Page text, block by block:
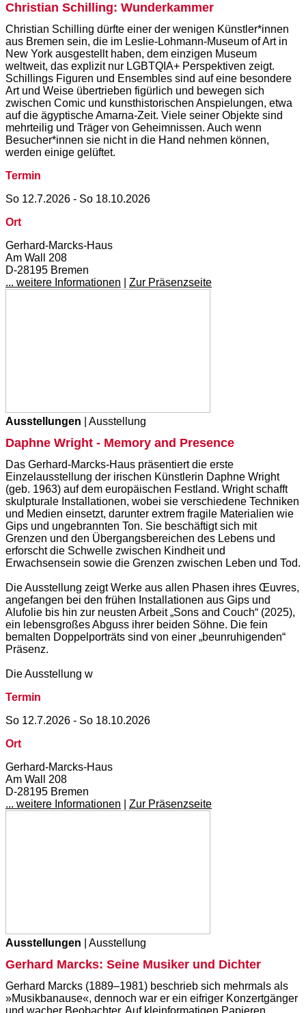
Christian Schilling: Wunderkammer
Christian Schilling dürfte einer der wenigen Künstler*innen
aus Bremen sein, die im Leslie-Lohmann-Museum of Art in
New York ausgestellt haben, dem einzigen Museum
weltweit, das explizit nur LGBTQIA+ Perspektiven zeigt.
Schillings Figuren und Ensembles sind auf eine besondere
Art und Weise übertrieben figürlich und bewegen sich
zwischen Comic und kunsthistorischen Anspielungen, etwa
auf die ägyptische Amarna-Zeit. Viele seiner Objekte sind
mehrteilig und Träger von Geheimnissen. Auch wenn
Besucher*innen sie nicht in die Hand nehmen können,
werden einige gelüftet.
Termin
So 12.7.2026 - So 18.10.2026
Ort
Gerhard-Marcks-Haus
Am Wall 208
D-28195 Bremen
... weitere Informationen
Zur Präsenzseite
Ausstellungen | Ausstellung
Daphne Wright - Memory and Presence
Das Gerhard-Marcks-Haus präsentiert die erste
Einzelausstellung der irischen Künstlerin Daphne Wright
(geb. 1963) auf dem europäischen Festland. Wright schafft
skulpturale Installationen, wobei sie verschiedene Techniken
und Medien einsetzt, darunter extrem fragile Materialien wie
Gips und ungebrannten Ton. Sie beschäftigt sich mit
Grenzen und den Übergangsbereichen des Lebens und
erforscht die Schwelle zwischen Kindheit und
Erwachsensein sowie die Grenzen zwischen Leben und Tod.
Die Ausstellung zeigt Werke aus allen Phasen ihres Œuvres,
angefangen bei den frühen Installationen aus Gips und
Alufolie bis hin zur neusten Arbeit „Sons and Couch“ (2025),
ein lebensgroßes Abguss ihrer beiden Söhne. Die fein
bemalten Doppelporträts sind von einer „beunruhigenden“
Präsenz.
Die Ausstellung w
Termin
So 12.7.2026 - So 18.10.2026
Ort
Gerhard-Marcks-Haus
Am Wall 208
D-28195 Bremen
... weitere Informationen
Zur Präsenzseite
Ausstellungen | Ausstellung
Gerhard Marcks: Seine Musiker und Dichter
Gerhard Marcks (1889–1981) beschrieb sich mehrmals als
»Musikbanause«, dennoch war er ein eifriger Konzertgänger